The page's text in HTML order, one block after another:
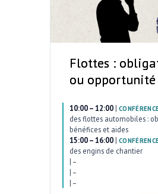
Flottes :
ou opportunité
10:00 – 12:00 |
des flottes automobiles :
bénéfices et aides
15:00 – 16:00 |
des engins de chantier
| –
| –
| –